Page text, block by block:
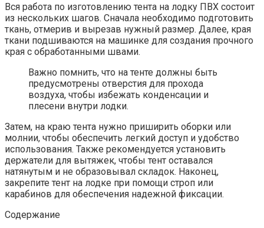
Вся работа по изготовлению тента на лодку ПВХ состоит
из нескольких шагов. Сначала необходимо подготовить
ткань, отмерив и вырезав нужный размер. Далее, края
ткани подшиваются на машинке для создания прочного
края с обработанными швами.
Важно помнить, что на тенте должны быть
предусмотрены отверстия для прохода
воздуха, чтобы избежать конденсации и
плесени внутри лодки.
Затем, на краю тента нужно приширить оборки или
молнии, чтобы обеспечить легкий доступ и удобство
использования. Также рекомендуется установить
держатели для вытяжек, чтобы тент оставался
натянутым и не образовывал складок. Наконец,
закрепите тент на лодке при помощи строп или
карабинов для обеспечения надежной фиксации.
Содержание